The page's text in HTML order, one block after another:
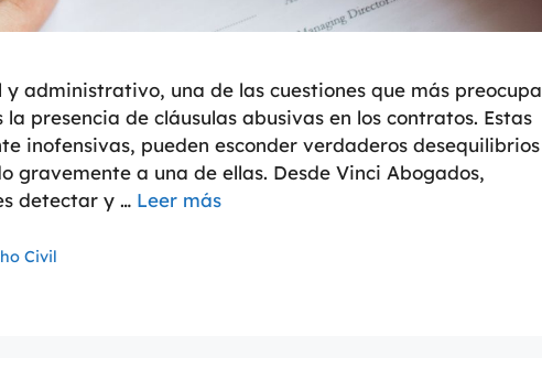
y administrativo, una de las cuestiones que más preocupa
presencia de cláusulas abusivas en los contratos. Estas
inofensivas, pueden esconder verdaderos desequilibrios
gravemente a una de ellas. Desde Vinci Abogados,
detectar y … Leer más
Civil